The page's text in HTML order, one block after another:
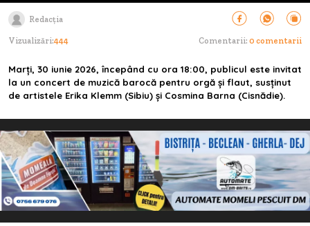
Redacția
Vizualizări:444 Comentarii: 0 comentarii
Marți, 30 iunie 2026, începând cu ora 18:00, publicul este invitat
la un concert de muzică barocă pentru orgă și flaut, susținut
de artistele Erika Klemm (Sibiu) și Cosmina Barna (Cisnădie).